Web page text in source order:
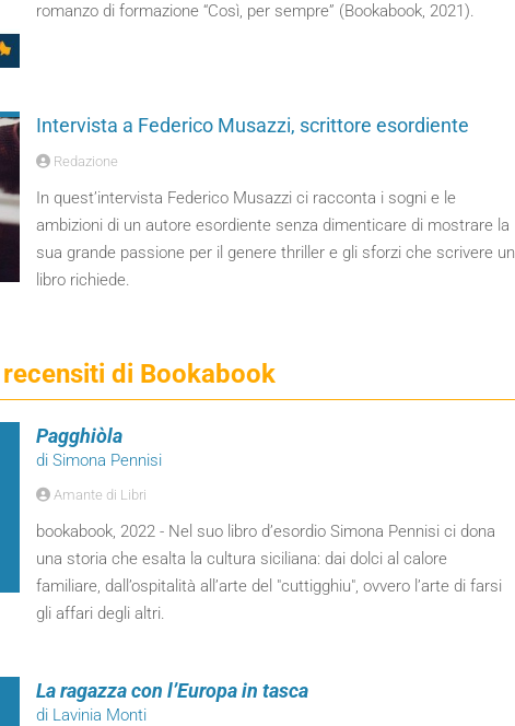
romanzo di formazione “Così, per sempre” (Bookabook, 2021).
Intervista a Federico Musazzi, scrittore esordiente
Redazione
In quest’intervista Federico Musazzi ci racconta i sogni e le
ambizioni di un autore esordiente senza dimenticare di mostrare la
sua grande passione per il genere thriller e gli sforzi che scrivere un
libro richiede.
di Bookabook
Pagghiòla
di Simona Pennisi
Amante di Libri
bookabook, 2022 - Nel suo libro d’esordio Simona Pennisi ci dona
una storia che esalta la cultura siciliana: dai dolci al calore
familiare, dall’ospitalità all’arte del "cuttigghiu", ovvero l’arte di farsi
gli affari degli altri.
La ragazza con l’Europa in tasca
di Lavinia Monti